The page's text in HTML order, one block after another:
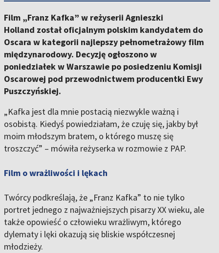
Film „Franz Kafka” w reżyserii Agnieszki
Holland został oficjalnym polskim kandydatem do
Oscara w kategorii najlepszy pełnometrażowy film
międzynarodowy. Decyzję ogłoszono w
poniedziałek w Warszawie po posiedzeniu Komisji
Oscarowej pod przewodnictwem producentki Ewy
Puszczyńskiej.
„Kafka jest dla mnie postacią niezwykle ważną i
osobistą. Kiedyś powiedziałam, że czuję się, jakby był
moim młodszym bratem, o którego muszę się
troszczyć” – mówiła reżyserka w rozmowie z PAP.
Film o wrażliwości i lękach
Twórcy podkreślają, że „Franz Kafka” to nie tylko
portret jednego z najważniejszych pisarzy XX wieku, ale
także opowieść o człowieku wrażliwym, którego
dylematy i lęki okazują się bliskie współczesnej
młodzieży.